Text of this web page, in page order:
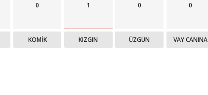
0
KOMIK
1
KIZGIN
0
ÜZGÜN
0
VAY CANINA